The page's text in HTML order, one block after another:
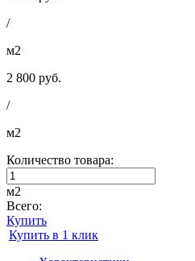
/
м2
2 800 руб.
/
м2
Количество товара:
м2
Всего:
Купить
Купить в 1 клик